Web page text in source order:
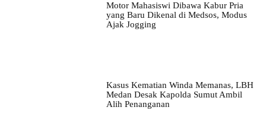
Motor Mahasiswi Dibawa Kabur Pria
yang Baru Dikenal di Medsos, Modus
Ajak Jogging
Kasus Kematian Winda Memanas, LBH
Medan Desak Kapolda Sumut Ambil
Alih Penanganan